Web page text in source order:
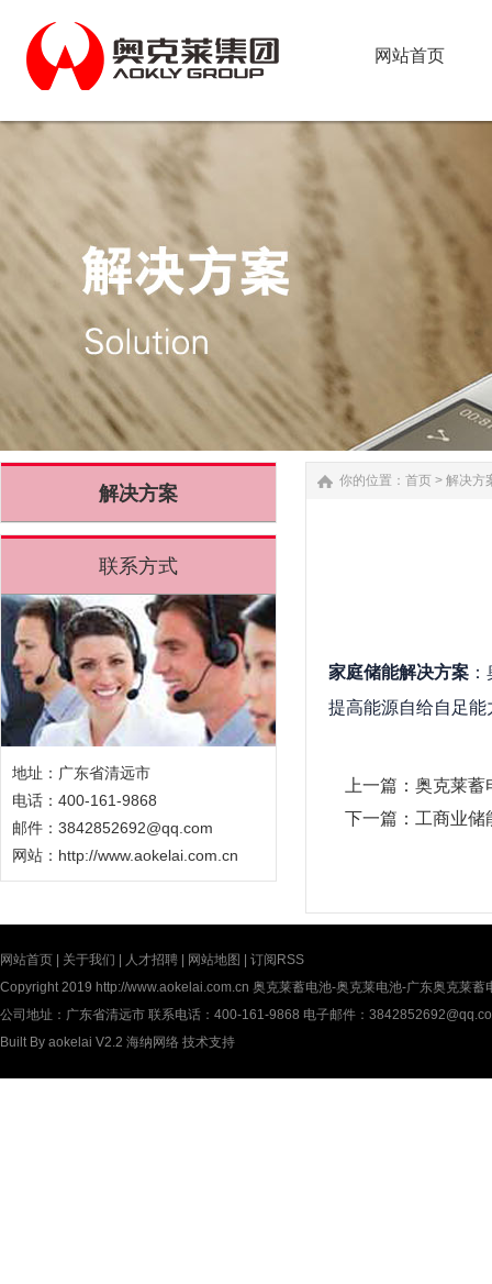
网站首页
解决方案
联系方式
地址：广东省清远市
电话：400-161-9868
邮件：3842852692@qq.com
网站： http://www.aokelai.com.cn
你的位置： 首页 > 解决方
家庭储能解决方案
提高能源自给自足能
上一篇： 奥克莱蓄
下一篇： 工商业储
网站首页 关于我们 人才招聘 网站地图
订阅RSS
Copyright 2019 http://www.aokelai.com.cn 奥克莱蓄电池-奥克莱电池-广东奥克莱
公司地址：广东省清远市 联系电话：400-161-9868 电子邮件：
Built By aokelai V2.2 海纳网络 技术支持